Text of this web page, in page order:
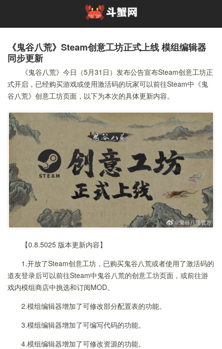
《鬼谷八荒》Steam创意工坊正式上线 模组编辑器
同步更新
《鬼谷八荒》今日（5月31日）发布公告宣布Steam创意工坊正
式开启，已经购买游戏或使用激活码的玩家可以前往Steam中《鬼
谷八荒》创意工坊页面，以下为本次的具体更新内容。
【0.8.5025 版本更新内容】
1.开放了Steam创意工坊，已购买鬼谷八荒或者使用了激活码的
道友登录后可以前往Steam中鬼谷八荒的创意工坊页面，或前往游
戏内模组商店中挑选和订阅MOD。
2.模组编辑器增加了可修改部分配置表的功能。
3.模组编辑器增加了可编写代码的功能。
4.模组编辑器增加了可修改资源的功能。